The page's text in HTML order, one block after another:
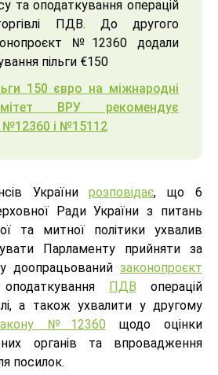
та оподаткування операцій
ПДВ. До другого
№12360 додали
пільги €150
150 євро на міжнародні
ВРУ рекомендує
№12360 і №15112
Українирозповідає, що 6
Ради України з питань
та митної політики ухвалив
Парламенту прийняти за
доопрацьований законопроєкт
ПДВ операцій
а також ухвалити у другому
№12360щодо оцінки
органів та впровадження
посилок.